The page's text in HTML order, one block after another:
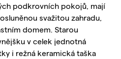
podkrovních pokojů, mají
svažitou zahradu,
domem. Starou
v celek jednotná
i režná keramická taška